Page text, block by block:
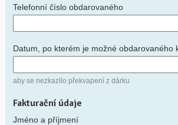
Telefonní číslo obdarovaného
Datum, po kterém je možné obdarovaného
aby se nezkazilo překvapení z dárku
Fakturační údaje
Jméno a příjmení